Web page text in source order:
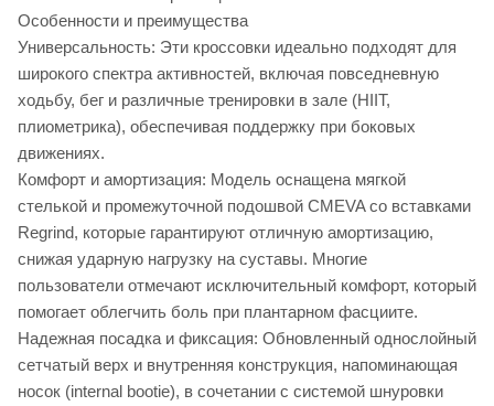
Особенности и преимущества
Универсальность: Эти кроссовки идеально подходят для
широкого спектра активностей, включая повседневную
ходьбу, бег и различные тренировки в зале (HIIT,
плиометрика), обеспечивая поддержку при боковых
движениях.
Комфорт и амортизация: Модель оснащена мягкой
стелькой и промежуточной подошвой CMEVA со вставками
Regrind, которые гарантируют отличную амортизацию,
снижая ударную нагрузку на суставы. Многие
пользователи отмечают исключительный комфорт, который
помогает облегчить боль при плантарном фасциите.
Надежная посадка и фиксация: Обновленный однослойный
сетчатый верх и внутренняя конструкция, напоминающая
носок (internal bootie), в сочетании с системой шнуровки